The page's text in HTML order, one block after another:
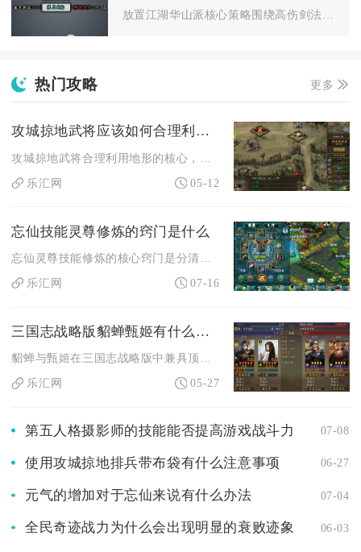
热门攻略 更多
攻城掠地武将应该如何合理利用地形
乐汇网
05-12
忘仙技能灵尊修炼的窍门是什么
乐汇网
07-16
三国志战略版貂蝉甄姬有什么独特之处
乐汇网
05-27
第五人格摄影师的技能能否提高游戏战斗力 07-08
使用攻城掠地排兵带布袋有什么注意事项 06-27
元气的增加对于忘仙来说有什么办法 07-04
全民奇迹战力为什么会出现明显的衰败迹象 06-03